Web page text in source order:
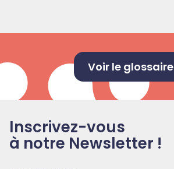
Voir le glossaire
Inscrivez-vous
à notre Newsletter !